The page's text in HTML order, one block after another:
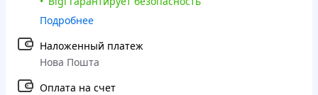
Подробнее
Наложенный платеж
Нова Пошта
Оплата на счет